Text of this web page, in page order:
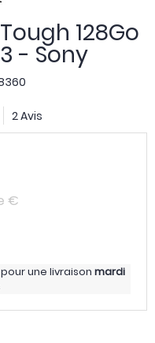
128Go
- Sony
2 Avis
€
pour une livraison mardi